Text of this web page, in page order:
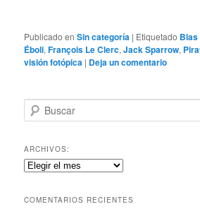
Publicado en Sin categoría | Etiquetado Blas
Éboli,François Le Clerc,Jack Sparrow,
visión fotópica | Deja un comentario
u
c
a
r
ARCHIVOS:
Archivos:
COMENTARIOS RECIENTES